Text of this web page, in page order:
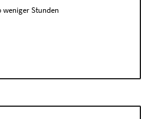
Stunden